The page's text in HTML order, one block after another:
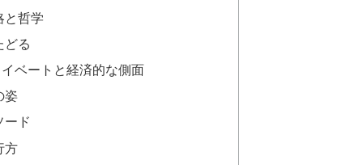
と哲学
どる
ベートと経済的な側面
姿
ード
方